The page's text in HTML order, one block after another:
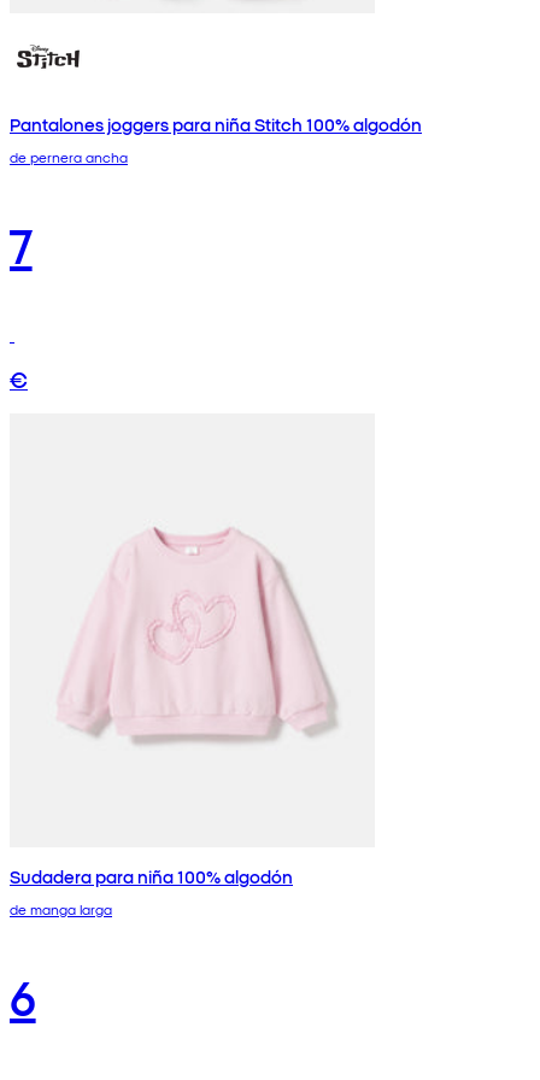
Pantalones joggers para niña Stitch 100% algodón
de pernera ancha
7
€
Sudadera para niña 100% algodón
de manga larga
6